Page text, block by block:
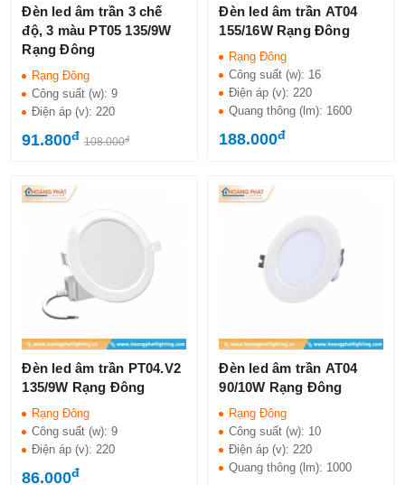
Đèn led âm trần 3 chế
độ, 3 màu PT05 135/9W
Rạng Đông
Rạng Đông
Công suất (w):9
Điện áp (v):220
91.800đ 108.000đ
Đèn led âm trần AT04
155/16W Rạng Đông
Rạng Đông
Công suất (w): 16
Điện áp (v):220
Quang thông (lm): 1600
188.000đ
Đèn led âm trần PT04.V2
135/9W Rạng Đông
Rạng Đông
Công suất (w):9
Điện áp (v): 220
86.000đ
Đèn led âm trần AT04
90/10W Rạng Đông
Rạng Đông
Công suất (w): 10
Điện áp (v): 220
Quang thông (lm): 1000